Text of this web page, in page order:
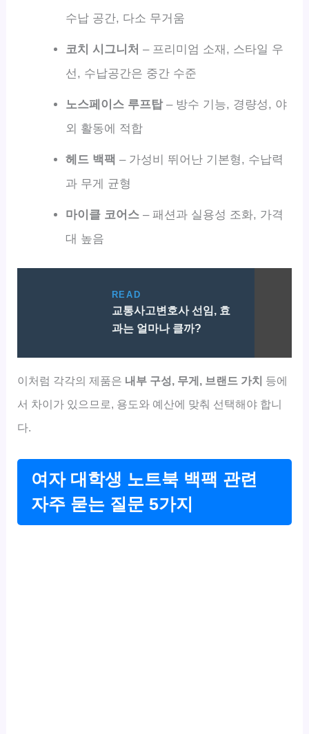
수납 공간, 다소 무거움
코치 시그니처 – 프리미엄 소재, 스타일 우
선, 수납공간은 중간 수준
노스페이스 루프탑– 방수 기능, 경량성, 야
외 활동에 적합
헤드 백팩 – 가성비 뛰어난 기본형, 수납력
과 무게 균형
마이클 코어스– 패션과 실용성 조화, 가격
대 높음
READ
교통사고변호사 선임, 효
과는 얼마나 클까?
이처럼 각각의 제품은 내부 구성, 무게, 브랜드 가치 등에
서 차이가 있으므로, 용도와 예산에 맞춰 선택해야 합니
다.
여자 대학생 노트북 백팩 관련
자주 묻는 질문 5가지